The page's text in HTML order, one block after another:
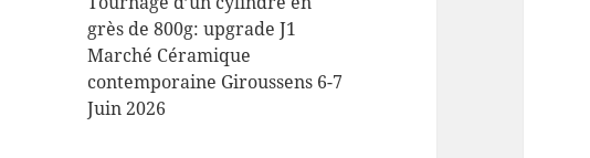
grès de 800g: upgrade J1
Marché Céramique
contemporaine Giroussens 6-7
Juin 2026